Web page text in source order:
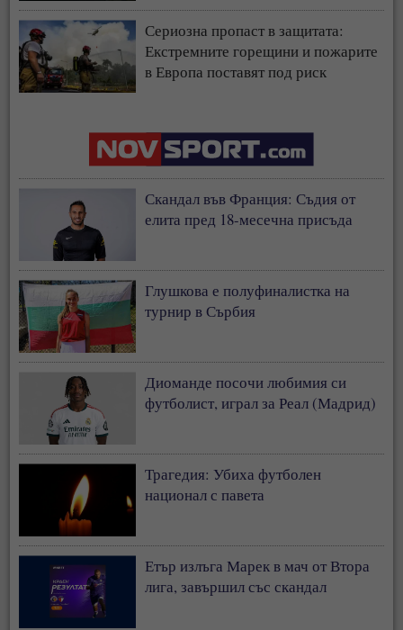
Сериозна пропаст в защитата:
Екстремните горещини и пожарите
в Европа поставят под риск
Скандал във Франция: Съдия от
елита пред 18-месечна присъда
Глушкова е полуфиналистка на
турнир в Сърбия
Диоманде посочи любимия си
футболист, играл за Реал (Мадрид)
Трагедия: Убиха футболен
национал с павета
Етър излъга Марек в мач от Втора
лига, завършил със скандал